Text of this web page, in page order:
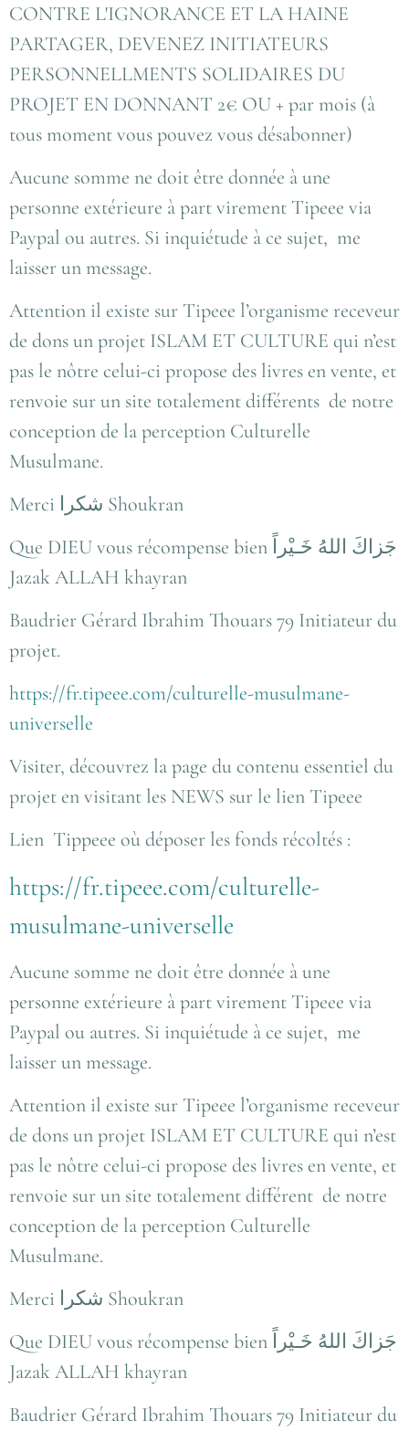
CONTRE L'IGNORANCE ET LA HAINE
PARTAGER, DEVENEZ INITIATEURS
PERSONNELLMENTS SOLIDAIRES DU
PROJET EN DONNANT 2€ OU + par mois (à
tous moment vous pouvez vous désabonner)
Aucune somme ne doit être donnée à une
personne extérieure à part virement Tipeee via
Paypal ou autres. Si inquiétude à ce sujet, me
laisser un message.
Attention il existe sur Tipeee l’organisme receveur
de dons un projet ISLAM ET CULTURE qui n’est
pas le nôtre celui-ci propose des livres en vente, et
renvoie sur un site totalement différents de notre
conception de la perception Culturelle
Musulmane.
Merci شكرا Shoukran
Que DIEU vous récompense bien جَزاكَ اللهُ خَـيْراً
Jazak ALLAH khayran
Baudrier Gérard Ibrahim Thouars 79 Initiateur du
projet.
https://fr.tipeee.com/culturelle-musulmane-
universelle
Visiter, découvrez la page du contenu essentiel du
projet en visitant les NEWS sur le lien Tipeee
Lien Tippeee où déposer les fonds récoltés :
https://fr.tipeee.com/culturelle-
musulmane-universelle
Aucune somme ne doit être donnée à une
personne extérieure à part virement Tipeee via
Paypal ou autres. Si inquiétude à ce sujet, me
laisser un message.
Attention il existe sur Tipeee l’organisme receveur
de dons un projet ISLAM ET CULTURE qui n’est
pas le nôtre celui-ci propose des livres en vente, et
renvoie sur un site totalement différent de notre
conception de la perception Culturelle
Musulmane.
Merci شكرا Shoukran
Que DIEU vous récompense bien جَزاكَ اللهُ خَـيْراً
Jazak ALLAH khayran
Baudrier Gérard Ibrahim Thouars 79 Initiateur du